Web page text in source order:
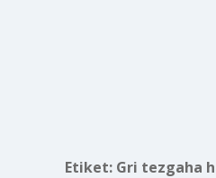
Etiket: Gri tezgaha